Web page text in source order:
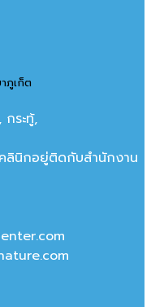
ภูเก็ต
ระทู้,
ลินิกอยู่ติดกับสำนักงาน